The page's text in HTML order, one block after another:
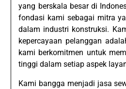
yang berskala besar di
fondasi kami sebagai mitra
dalam industri konstruksi.
kepercayaan pelanggan
kami berkomitmen untuk
tinggi dalam setiap aspek
Kami bangga menjadi jasa